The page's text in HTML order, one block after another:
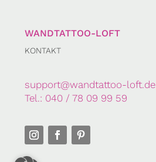
WANDTATTOO-LOFT
KONTAKT
support@wandtattoo-loft.de
Tel.: 040 / 78 09 99 59